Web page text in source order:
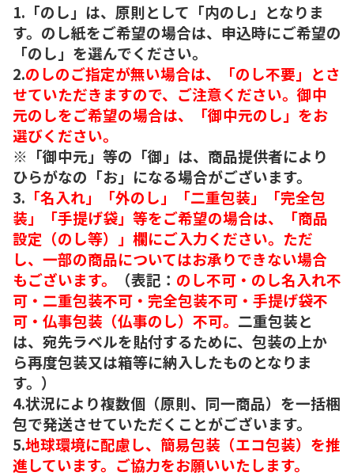
1.「のし」は、原則として「内のし」となりま
す。のし紙をご希望の場合は、申込時にご希望の
「のし」を選んでください。
2.のしのご指定が無い場合は、「のし不要」とさ
せていただきますので、ご注意ください。御中
元のしをご希望の場合は、「御中元のし」をお
選びください。
※「御中元」等の「御」は、商品提供者により
ひらがなの「お」になる場合がございます。
3. 「名入れ」「外のし」「二重包装」「完全包
装」「手提げ袋」等をご希望の場合は、「商品
設定（のし等）」欄にご入力ください。ただ
し、一部の商品についてはお承りできない場合
もございます。
（表記： のし不可・のし名入れ不
可・二重包装不可・完全包装不可・手提げ袋不
可・仏事包装（仏事のし）不可。 二重包装と
は、宛先ラベルを貼付するために、包装の上か
ら再度包装又は箱等に納入したものとなりま
す。）
4.状況により複数個（原則、同一商品）を一括梱
包で発送させていただくことがございます。
5.地球環境に配慮し、簡易包装（エコ包装）を推
進しています。ご協力をお願いいたします。